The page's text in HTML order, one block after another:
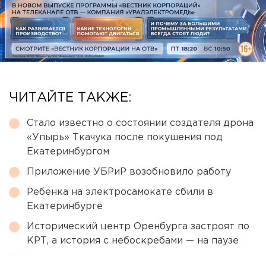
ЧИТАЙТЕ ТАКЖЕ:
Стало известно о состоянии создателя дрона
«Упырь» Ткачука после покушения под
Екатеринбургом
Приложение УБРиР возобновило работу
Ребенка на электросамокате сбили в
Екатеринбурге
Исторический центр Оренбурга застроят по
КРТ, а история с небоскребами — на паузе